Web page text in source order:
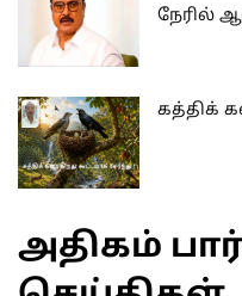
நேரில்
கத்திக்
அதிகம்